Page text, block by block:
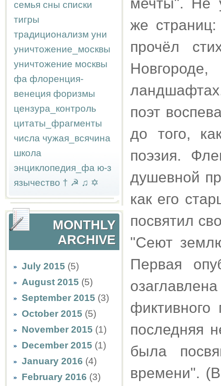
семья сны списки
тигры
традиционализм уни
уничтожение_москвы
уничтожение москвы
фа флоренция-
венеция форизмы
цензура_контроль
цитаты_фрагменты
числа чужая_всячина
школа
энциклопедия_фа ю-з
язычество † ☭ ♫ ✡
MONTHLY
ARCHIVE
July 2015 (5)
August 2015 (5)
September 2015 (3)
October 2015 (5)
November 2015 (1)
December 2015 (1)
January 2016 (4)
February 2016 (3)
же
прочёл
поэт
до того,
поэзия.
душевной
как его
посвятил
"Сеют
Первая
фиктивного
последняя
была
времени".